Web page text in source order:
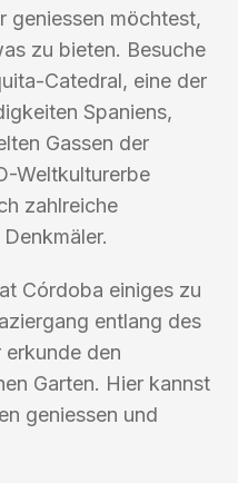
geniessen möchtest,
zu bieten. Besuche
Catedral, eine der
Spaniens,
Gassen der
Weltkulturerbe
zahlreiche
Córdoba einiges zu
entlang des
erkunde den
Garten. Hier kannst
geniessen und